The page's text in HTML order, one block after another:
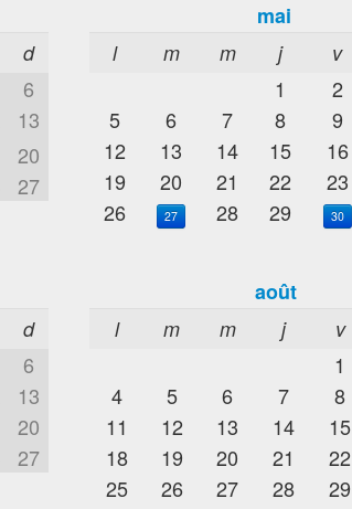
d
6
13
20
27
mai
l m m j v
1 2
5
6 7 8 9
12
13 14 15 16
19
20 21 22 23
26
27 28 29 30
d
6
13
20
27
août
l m m j v
1
4
5 6 7 8
11
12 13 14 15
18
19 20 21 22
25
26 27 28 29